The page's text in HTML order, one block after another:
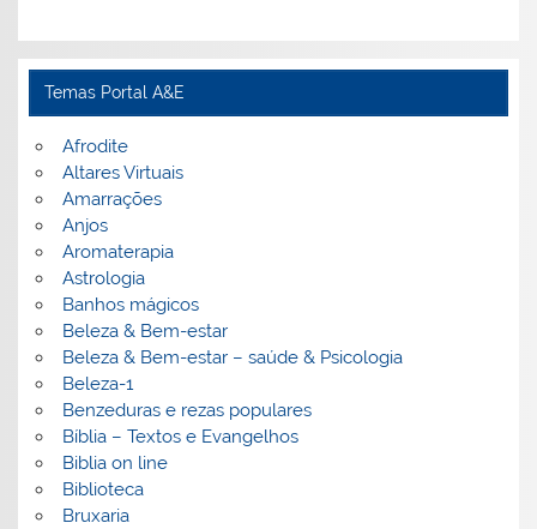
Temas Portal A&E
Afrodite
Altares Virtuais
Amarrações
Anjos
Aromaterapia
Astrologia
Banhos mágicos
Beleza & Bem-estar
Beleza & Bem-estar – saúde & Psicologia
Beleza-1
Benzeduras e rezas populares
Bíblia – Textos e Evangelhos
Biblia on line
Biblioteca
Bruxaria